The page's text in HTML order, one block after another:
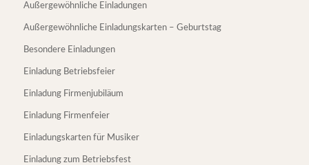
Außergewöhnliche Einladungen
Außergewöhnliche Einladungskarten – Geburtstag
Besondere Einladungen
Einladung Betriebsfeier
Einladung Firmenjubiläum
Einladung Firmenfeier
Einladungskarten für Musiker
Einladung zum Betriebsfest